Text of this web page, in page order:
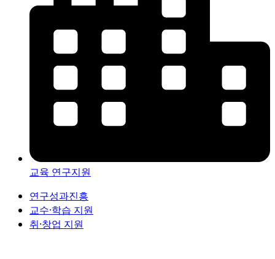
교육 연구지원
연구성과진흥
교수·학습 지원
취·창업 지원